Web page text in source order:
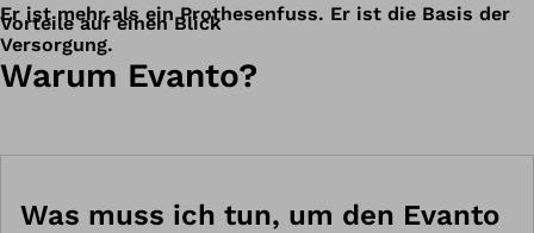
Er ist mehr als ein Prothesenfuss. Er ist die Basis der
Versorgung.
Vorteile auf einen Blick
Warum Evanto?
Was muss ich tun, um den Evanto